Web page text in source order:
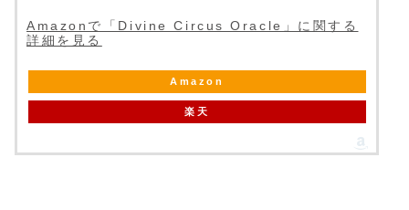
Amazonで「Divine Circus Oracle」に関する
詳細を見る
Amazon
楽天